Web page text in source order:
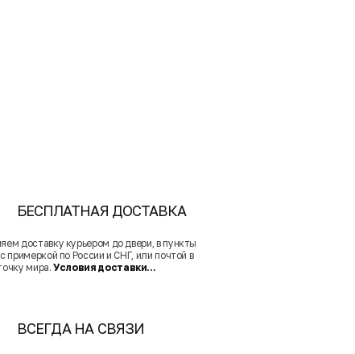
БЕСПЛАТНАЯ ДОСТАВКА
доставку курьером до двери, в пункты
примеркой по России и СНГ, или почтой в
мира.Условия доставки...
ВСЕГДА НА СВЯЗИ